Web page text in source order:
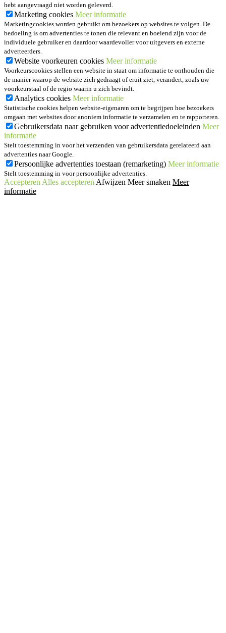
hebt aangevraagd niet worden geleverd.
Marketing cookies Meer informatie
Marketingcookies worden gebruikt om bezoekers op websites te volgen. De
bedoeling is om advertenties te tonen die relevant en boeiend zijn voor de
individuele gebruiker en daardoor waardevoller voor uitgevers en externe
adverteerders.
Website voorkeuren cookies Meer informatie
Voorkeurscookies stellen een website in staat om informatie te onthouden die
de manier waarop de website zich gedraagt of eruit ziet, verandert, zoals uw
voorkeurstaal of de regio waarin u zich bevindt.
Analytics cookies Meer informatie
Statistische cookies helpen website-eigenaren om te begrijpen hoe bezoekers
omgaan met websites door anoniem informatie te verzamelen en te rapporteren.
Gebruikersdata naar gebruiken voor advertentiedoeleinden Meer
informatie
Stelt toestemming in voor het verzenden van gebruikersdata gerelateerd aan
advertenties naar Google.
Persoonlijke advertenties toestaan (remarketing) Meer informatie
Stelt toestemming in voor persoonlijke advertenties.
Accepteren Alles accepteren Afwijzen Meer smaken Meer
informatie